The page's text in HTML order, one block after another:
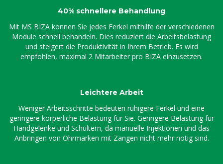
40% schnellere Behandlung
Mit MS BIZA können Sie jedes Ferkel mithilfe der verschiedenen
Module schnell behandeln. Dies reduziert die Arbeitsbelastung
und steigert die Produktivität in Ihrem Betrieb. Es wird
empfohlen, maximal 2 Mitarbeiter pro BIZA einzusetzen.
Leichtere Arbeit
Weniger Arbeitsschritte bedeuten ruhigere Ferkel und eine
geringere körperliche Belastung für Sie. Geringere Belastung für
Handgelenke und Schultern, da manuelle Injektionen und das
Anbringen von Ohrmarken mit Zangen nicht mehr nötig sind.